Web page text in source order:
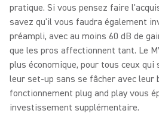
pratique. Si vous pensez faire
savez qu'il vous faudra également
préampli, avec au moins 60 dB de
que les pros affectionnent tant. Le
plus économique, pour tous ceux
leur set-up sans se fâcher avec leur
fonctionnement plug and play vous
investissement supplémentaire.